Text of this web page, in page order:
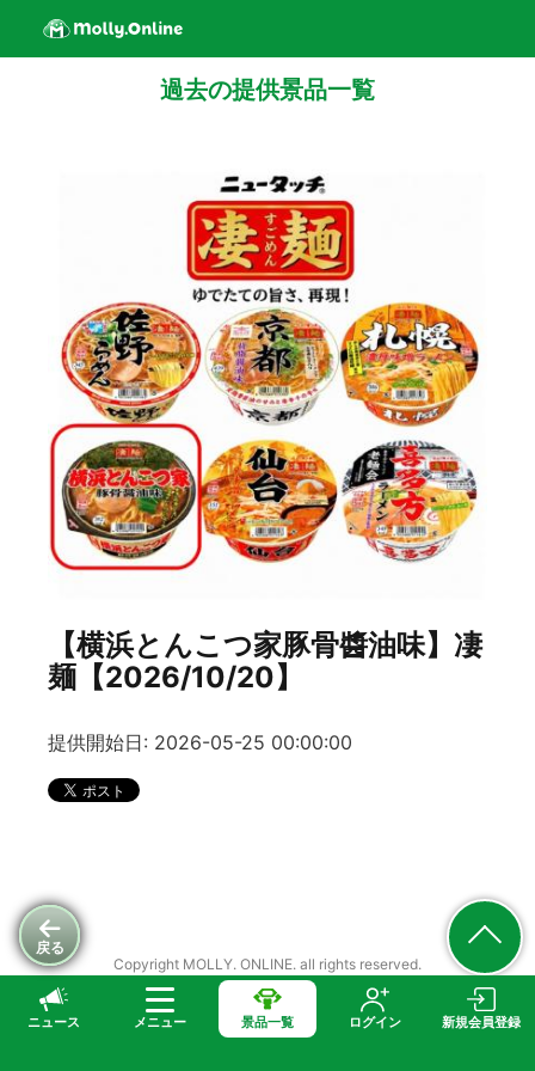
ニュース メニュー 景品一覧 ログイン 新規会員登録
戻る
過去の提供景品一覧
【横浜とんこつ家豚骨醬油味】凄
麺【2026/10/20】
提供開始日: 2026-05-25 00:00:00
Copyright MOLLY. ONLINE. all rights reserved.